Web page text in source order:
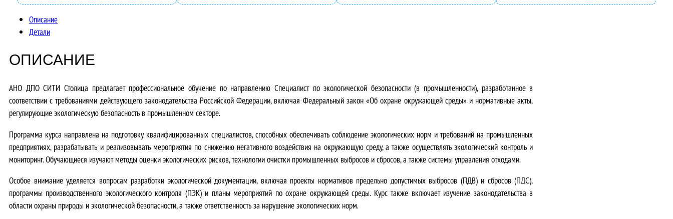
е
а
с
о
с
0
,
0
0
₽
Описание
Детали
ОПИСАНИЕ
АНО ДПО СИТИ Столица предлагает профессиональное обучение по направлению Специалист по экологической безопасности (в промышленности), разработанное в
соответствии с требованиями действующего законодательства Российской Федерации, включая Федеральный закон «Об охране окружающей среды» и нормативные акты,
регулирующие экологическую безопасность в промышленном секторе.
Программа курса направлена на подготовку квалифицированных специалистов, способных обеспечивать соблюдение экологических норм и требований на промышленных
предприятиях, разрабатывать и реализовывать мероприятия по снижению негативного воздействия на окружающую среду, а также осуществлять экологический контроль и
мониторинг. Обучающиеся изучают методы оценки экологических рисков, технологии очистки промышленных выбросов и сбросов, а также системы управления отходами.
Особое внимание уделяется вопросам разработки экологической документации, включая проекты нормативов предельно допустимых выбросов (ПДВ) и сбросов (ПДС),
программы производственного экологического контроля (ПЭК) и планы мероприятий по охране окружающей среды. Курс также включает изучение законодательства в
области охраны природы и экологической безопасности, а также ответственность за нарушение экологических норм.